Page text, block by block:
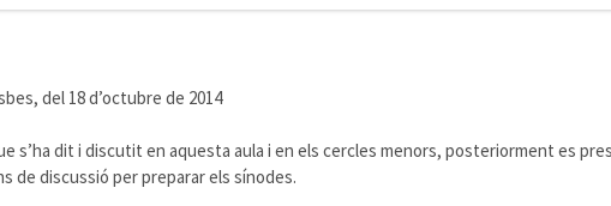
del 18 d’octubre de 2014
s’ha dit i discutit en aquesta aula i en els cercles menors, posteriorment es
de discussió per preparar els sínodes.